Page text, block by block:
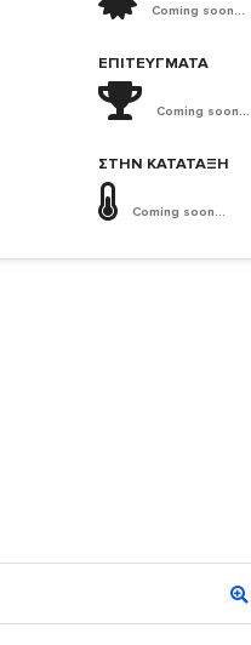
Coming soon...
ΕΠΙΤΕΎΓΜΑΤΑ
Coming soon...
ΣΤΗΝ ΚΑΤΆΤΑΞΗ
Coming soon...